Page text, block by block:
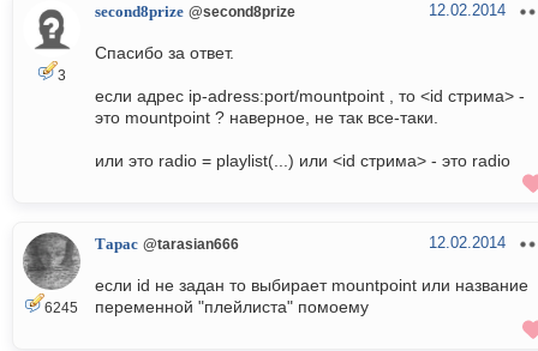
3
second8prize @second8prize 12.02.2014
Спасибо за ответ.
если адрес ip-adress:port/mountpoint , то <id стрима> -
это mountpoint ? наверное, не так все-таки.
или это radio = playlist(...) или <id стрима> - это radio
6245
Тарас @tarasian666 12.02.2014
если id не задан то выбирает mountpoint или название
переменной "плейлиста" помоему